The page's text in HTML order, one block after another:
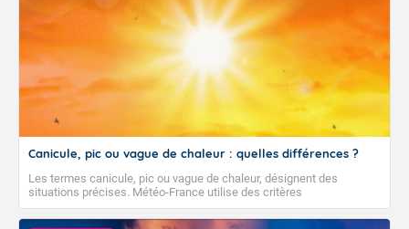
Canicule, pic ou vague de chaleur : quelles différences ?
Les termes canicule, pic ou vague de chaleur, désignent des
situations précises. Météo-France utilise des critères
climatologiques pour évaluer et qualifier les épisodes de chaleur qui
peuvent avoir des impacts sanitaires et socio-économiques